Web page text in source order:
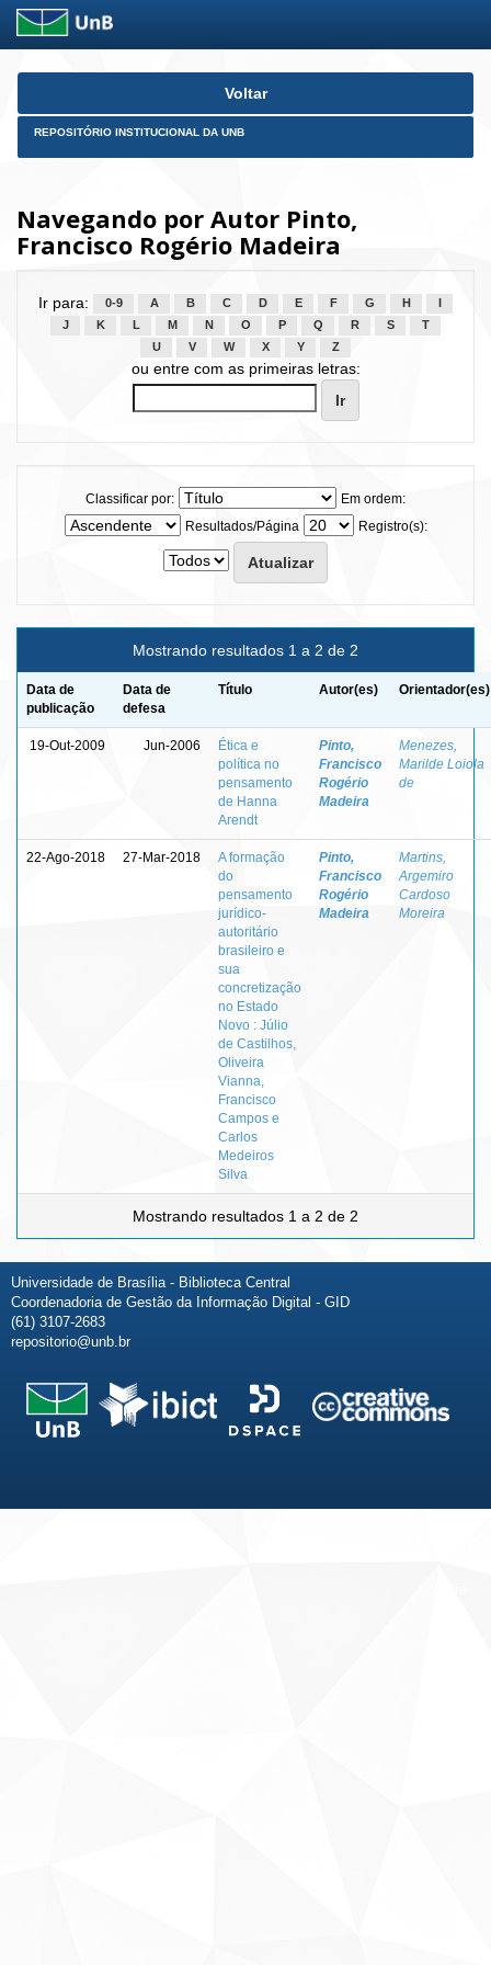
Skip
Voltar
REPOSITÓRIO INSTITUCIONAL DA UNB
Navegando por Autor Pinto,
Francisco Rogério Madeira
Ir para: 0-9 A B C D E F G H
J
K L M N O P Q R S
T
U
V W X Y Z
ou entre com as primeiras letras:
Classificar por:
Em ordem:
Resultados/Página
Registro(s):
Mostrando resultados 1 a 2 de 2
Data de
publicação
Data de
defesa
Título Autor(es) Orientador(es)
19-Out-2009 Jun-2006
Ética e
política no
pensamento
de Hanna
Arendt
Pinto,
Francisco
Rogério
Madeira
Menezes,
Marilde Loiola
de
22-Ago-2018 27-Mar-2018
A formação
do
pensamento
jurídico-
autoritário
brasileiro e
sua
concretização
no Estado
Novo : Júlio
de Castilhos,
Oliveira
Vianna,
Francisco
Campos e
Carlos
Medeiros
Silva
Pinto,
Francisco
Rogério
Madeira
Martins,
Argemiro
Cardoso
Moreira
Mostrando resultados 1 a 2 de 2
Universidade de Brasília - Biblioteca Central
Coordenadoria de Gestão da Informação Digital - GID
(61) 3107-2683
repositorio@unb.br